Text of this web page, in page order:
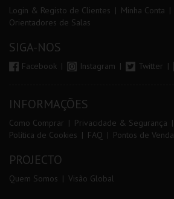
Login & Registo de Clientes Minha Conta
Orientadores de Salas
SIGA-NOS
Facebook Instagram Twitter
INFORMAÇÕES
Como Comprar Privacidade & Segurança
Política de Cookies
FAQ Pontos de Venda
PROJECTO
Quem Somos Visão Global